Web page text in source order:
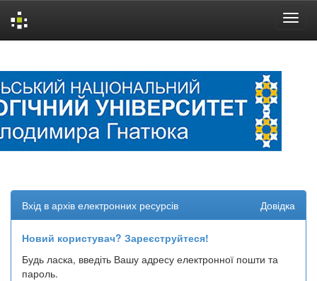
Вхід в архів електронних ресурсів Довідка
Новий користувач? Зареєструйтеся!
Будь ласка, введіть Вашу адресу електронної пошти та
пароль.